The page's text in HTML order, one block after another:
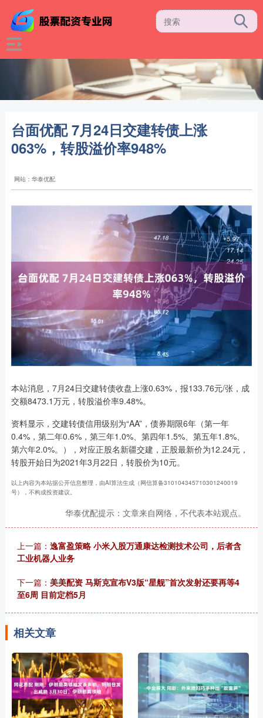
台面优配 7月24日交建转债上涨
063%，转股溢价率948%
网站：华泰优配
本站消息，7月24日交建转债收盘上涨0.63%，报133.76元/张，成
交额8473.1万元，转股溢价率9.48%。
资料显示，交建转债信用级别为“AA”，债券期限6年（第一年
0.4%，第二年0.6%，第三年1.0%、第四年1.5%、第五年1.8%、
第六年2.0%。），对应正股名新疆交建，正股最新价为12.24元，
转股开始日为2021年3月22日，转股价为10元。
以上内容为本站据公开信息整理，由AI算法生成（网信算备310104345710301240019
号），不构成投资建议。
华泰优配提示：文章来自网络，不代表本站观点。
上一篇： 逸富盈策略 小米入股万通康达检测技术公司，后者含
工业机器人业务
下一篇： 美美配资 马斯克宣布V3版“星舰”首次发射还要再等4
至6周 目前定档5月
相关文章